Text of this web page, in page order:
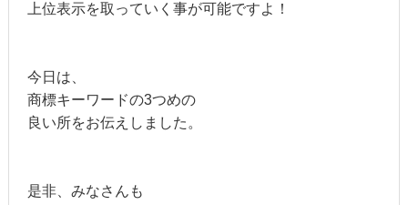
上位表示を取っていく事が可能ですよ！
今日は、
商標キーワードの3つめの
良い所をお伝えしました。
是非、みなさんも